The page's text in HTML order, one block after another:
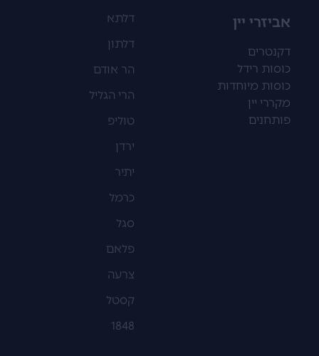
אביזרי יין
דקנטרים
כוסות רידל
כוסות מיוחדות
מקררי יין
פותחנים
דלתא
דלתון
הר אודם
הרי הגליל
טוליפ
ירדן
יתיר
כרמל
סגל
פלאם
צרעה
קסטל
1848